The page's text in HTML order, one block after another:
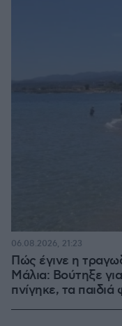
Πώς έγινε η
Μάλια: Βούτηξε
πνίγηκε, τα
06.08.2026, 21:23